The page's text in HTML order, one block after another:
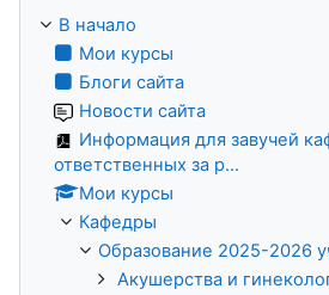
В начало
Мои курсы
Блоги сайта
Новости сайта
Информация для завучей
ответственных за р...
Мои курсы
Кафедры
Образование 2025-2026
Акушерства и